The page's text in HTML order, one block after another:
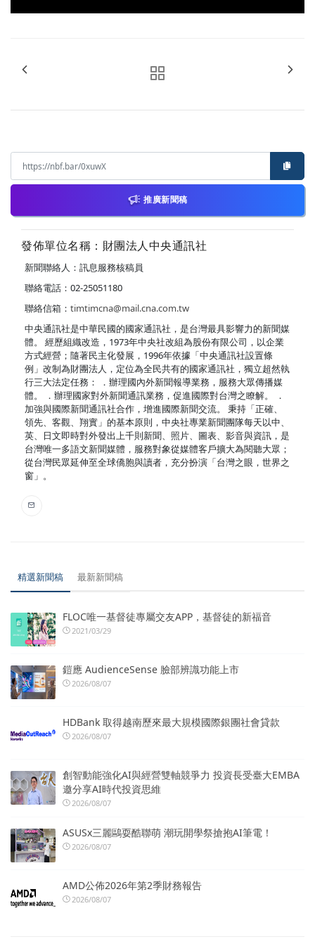
推廣新聞稿
發佈單位名稱：財團法人中央通訊社
新聞聯絡人：訊息服務核稿員
聯絡電話：02-25051180
聯絡信箱： timtimcna@mail.cna.com.tw
中央通訊社是中華民國的國家通訊社，是台灣最具影響力的新聞媒
體。 經歷組織改造，1973年中央社改組為股份有限公司，以企業
方式經營；隨著民主化發展，1996年依據「中央通訊社設置條
例」改制為財團法人，定位為全民共有的國家通訊社，獨立超然執
行三大法定任務： ．辦理國內外新聞報導業務，服務大眾傳播媒
體。 ．辦理國家對外新聞通訊業務，促進國際對台灣之瞭解。 ．
加強與國際新聞通訊社合作，增進國際新聞交流。 秉持「正確、
領先、客觀、翔實」的基本原則，中央社專業新聞團隊每天以中、
英、日文即時對外發出上千則新聞、照片、圖表、影音與資訊，是
台灣唯一多語文新聞媒體，服務對象從媒體客戶擴大為閱聽大眾；
從台灣民眾延伸至全球僑胞與讀者，充分扮演「台灣之眼，世界之
窗」。
精選新聞稿 最新新聞稿
FLOC唯一基督徒專屬交友APP，基督徒的新福音
2021/03/29
鎧應 AudienceSense 臉部辨識功能上市
2026/08/07
HDBank 取得越南歷來最大規模國際銀團社會貸款
2026/08/07
創智動能強化AI與經營雙軸競爭力 投資長受臺大EMBA
邀分享AI時代投資思維
2026/08/07
ASUSx三麗鷗耍酷聯萌 潮玩開學祭搶抱AI筆電！
2026/08/07
AMD公佈2026年第2季財務報告
2026/08/07